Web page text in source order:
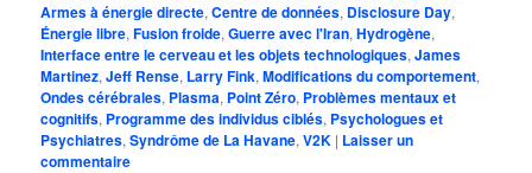
Armes à énergie directe,Centre de données, Disclosure Day,
Énergie libre,Fusion froide,Guerre avec l'Iran,Hydrogène,
Interface entre le cerveau et les objets technologiques,James
Martinez,Jeff Rense, Larry Fink,Modifications du comportement,
Ondes cérébrales, Plasma, Point Zéro, Problèmes mentaux et
cognitifs, Programme des individus ciblés, Psychologues et
Psychiatres,Syndrôme de La Havane,V2K | Laisser un
commentaire